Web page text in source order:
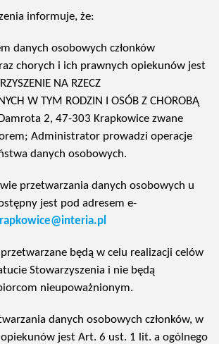
informuje, że:
danych osobowych członków
chorych i ich prawnych opiekunów jest
NA RZECZ
W TYM RODZIN I OSÓB Z CHOROBĄ
2, 47-303 Krapkowice zwane
Administrator prowadzi operacje
danych osobowych.
przetwarzania danych osobowych u
jest pod adresem e-
będą w celu realizacji celów
Stowarzyszenia i nie będą
nieupoważnionym.
danych osobowych członków, w
jest Art. 6 ust. 1 lit. a ogólnego